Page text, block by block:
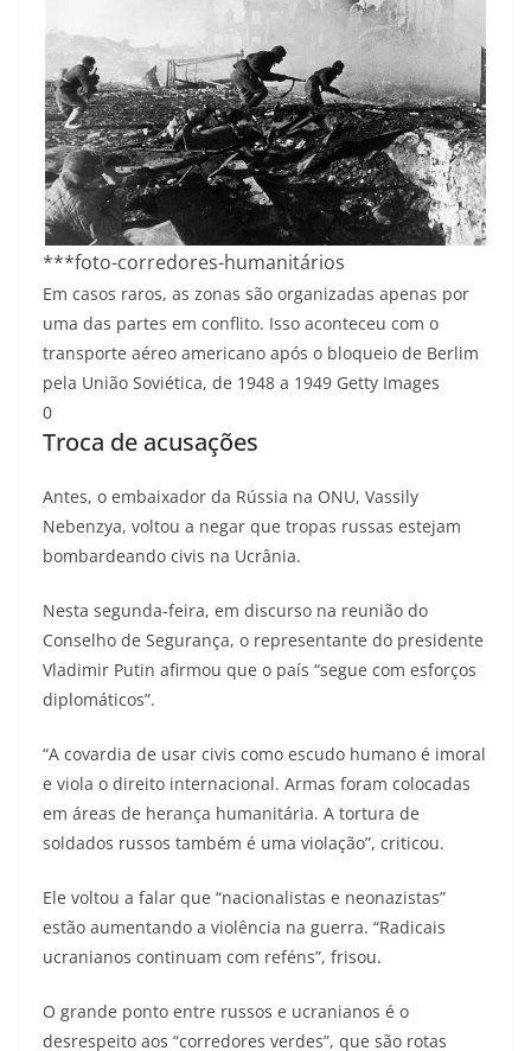
***foto-corredores-humanitários
Em casos raros, as zonas são organizadas apenas por
uma das partes em conflito. Isso aconteceu com o
transporte aéreo americano após o bloqueio de Berlim
pela União Soviética, de 1948 a 1949 Getty Images
0
Troca de acusações
Antes, o embaixador da Rússia na ONU, Vassily
Nebenzya, voltou a negar que tropas russas estejam
bombardeando civis na Ucrânia.
Nesta segunda-feira, em discurso na reunião do
Conselho de Segurança, o representante do presidente
Vladimir Putin afirmou que o país “segue com esforços
diplomáticos”.
“A covardia de usar civis como escudo humano é imoral
e viola o direito internacional. Armas foram colocadas
em áreas de herança humanitária. A tortura de
soldados russos também é uma violação”, criticou.
Ele voltou a falar que “nacionalistas e neonazistas”
estão aumentando a violência na guerra. “Radicais
ucranianos continuam com reféns”, frisou.
O grande ponto entre russos e ucranianos é o
desrespeito aos “corredores verdes”, que são rotas